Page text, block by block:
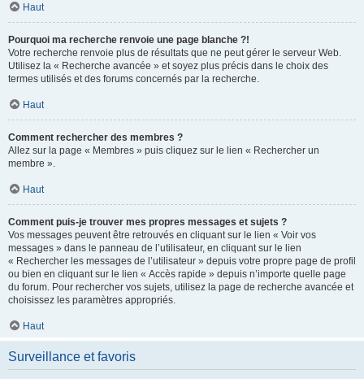
Haut
Pourquoi ma recherche renvoie une page blanche ?!
Votre recherche renvoie plus de résultats que ne peut gérer le serveur Web.
Utilisez la « Recherche avancée » et soyez plus précis dans le choix des
termes utilisés et des forums concernés par la recherche.
Haut
Comment rechercher des membres ?
Allez sur la page « Membres » puis cliquez sur le lien « Rechercher un
membre ».
Haut
Comment puis-je trouver mes propres messages et sujets ?
Vos messages peuvent être retrouvés en cliquant sur le lien « Voir vos
messages » dans le panneau de l’utilisateur, en cliquant sur le lien
« Rechercher les messages de l’utilisateur » depuis votre propre page de profil
ou bien en cliquant sur le lien « Accès rapide » depuis n’importe quelle page
du forum. Pour rechercher vos sujets, utilisez la page de recherche avancée et
choisissez les paramètres appropriés.
Haut
Surveillance et favoris